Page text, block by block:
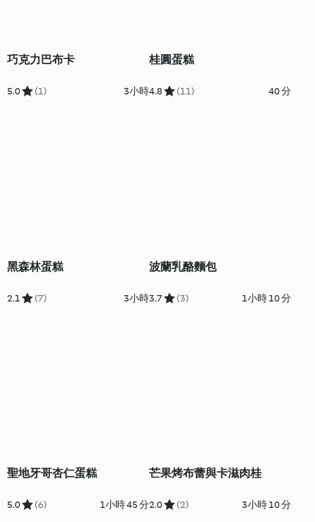
巧克力巴布卡
5.0 (1) 3小時
桂圓蛋糕
4.8 (11) 40 分
黑森林蛋糕
2.1 (7) 3小時
波蘭乳酪麵包
3.7 (3) 1小時 10 分
聖地牙哥杏仁蛋糕
5.0 (6) 1小時 45 分
芒果烤布蕾與卡滋肉桂
2.0 (2) 3小時 10 分